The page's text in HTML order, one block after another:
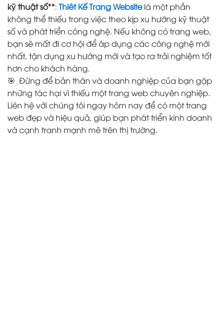
kỹ thuật số**: Thiêt Kế Trang Websitelà một phần
không thể thiếu trong việc theo kịp xu hướng kỹ thuật
số và phát triển công nghệ. Nếu không có trang web,
bạn sẽ mất đi cơ hội để áp dụng các công nghệ mới
nhất, tận dụng xu hướng mới và tạo ra trải nghiệm tốt
hơn cho khách hàng.
🎯 Đừng để bản thân và doanh nghiệp của bạn gặp
những tác hại vì thiếu một trang web chuyên nghiệp.
Liên hệ với chúng tôi ngay hôm nay để có một trang
web đẹp và hiệu quả, giúp bạn phát triển kinh doanh
và cạnh tranh mạnh mẽ trên thị trường.